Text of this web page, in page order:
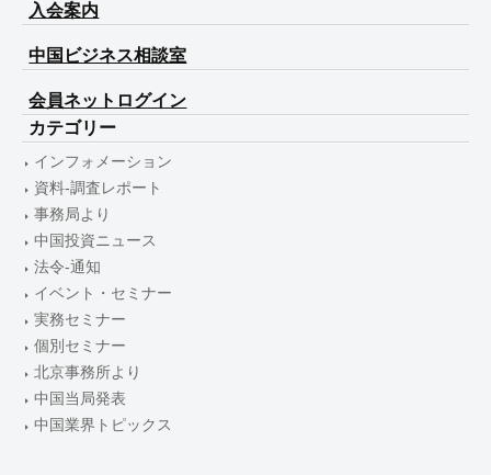
入会案内
中国ビジネス相談室
会員ネットログイン
カテゴリー
インフォメーション
資料-調査レポート
事務局より
中国投資ニュース
法令-通知
イベント・セミナー
実務セミナー
個別セミナー
北京事務所より
中国当局発表
中国業界トピックス